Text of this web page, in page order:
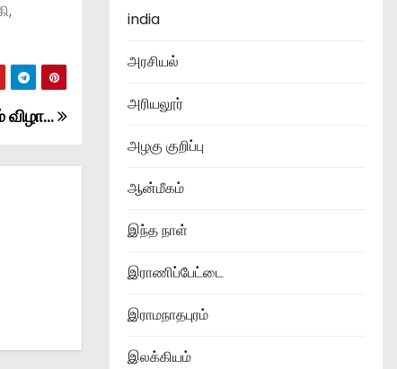
விழா…
india
அரசியல்
அரியலூர்
அழகு குறிப்பு
ஆன்மீகம்
இந்த நாள்
இராணிப்பேட்டை
இராமநாதபுரம்
இலக்கியம்